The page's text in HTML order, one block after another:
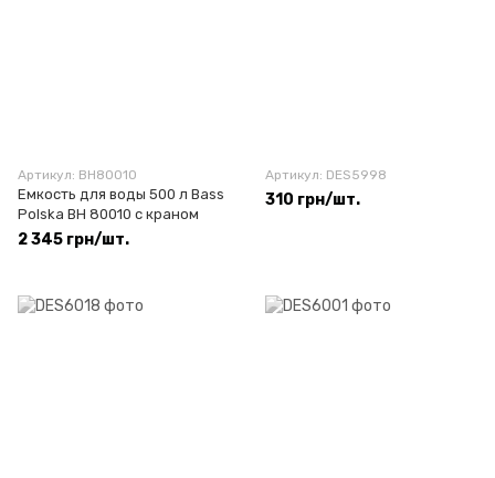
Артикул: BH80010
Емкость для воды 500 л Bass
Polska BH 80010 с краном
2 345 грн/шт.
Артикул: DES5998
310 грн/шт.